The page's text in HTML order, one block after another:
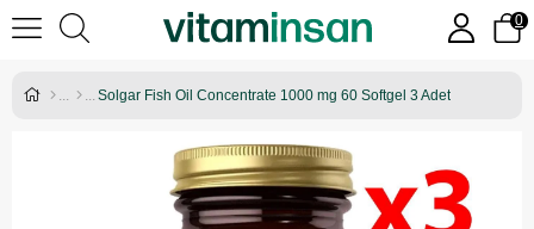
0
Solgar Fish Oil Concentrate 1000 mg 60 Softgel 3 Adet